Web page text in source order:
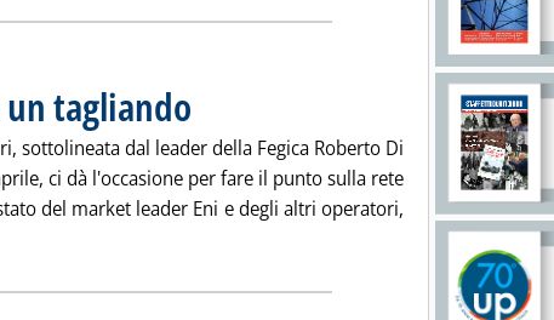
tagliando . Pubblicata venerdì 06 maggio 2016 alle 13.53.
sottolineata dal leader della Fegica Roberto Di
ci dà l'occasione per fare il punto sulla rete
del market leader Eni e degli altri operatori,